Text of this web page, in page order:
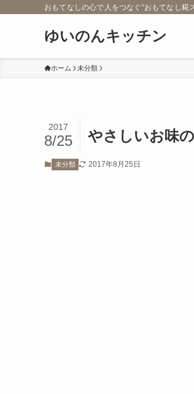
おもてなしの心で人をつなぐ“おもてなし糀
ゆいのんキッチン
ホーム 未分類
やさしいお味
2017
8/25
未分類 2017年8月25日